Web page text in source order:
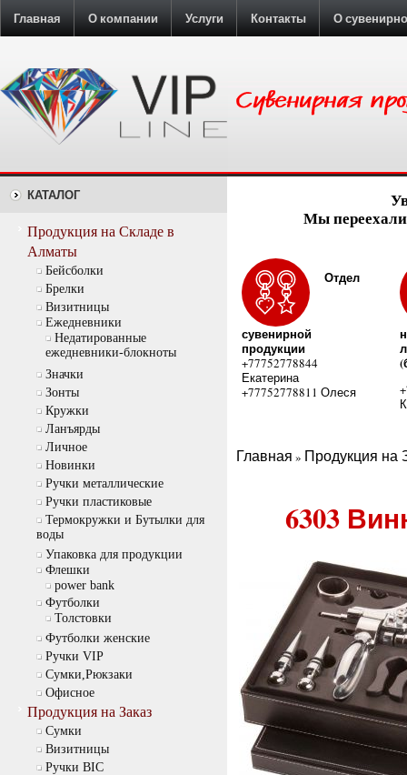
Главная О компании Услуги Контакты О
КАТАЛОГ
Продукция на Складе в
Алматы
Бейсболки
Брелки
Визитницы
Ежедневники
Недатированные
ежедневники-блокноты
Значки
Зонты
Кружки
Ланъярды
Личное
Новинки
Ручки металлические
Ручки пластиковые
Термокружки и Бутылки для
воды
Упаковка для продукции
Флешки
power bank
Футболки
Толстовки
Футболки женские
Ручки VIP
Сумки,Рюкзаки
Офисное
Продукция на Заказ
Cумки
Визитницы
Ручки BIC
Мы
Отдел
сувенирной
продукции
+77752778844
Екатерина
+77752778811 Олеся
Главная » Продукция на
6303